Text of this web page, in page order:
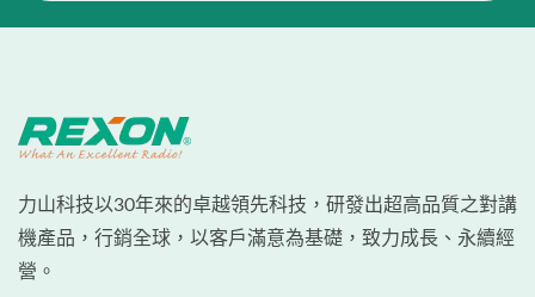
力山科技以30年來的卓越領先科技，研發出超高品質之對講
機產品，行銷全球，以客戶滿意為基礎，致力成長、永續經
營。